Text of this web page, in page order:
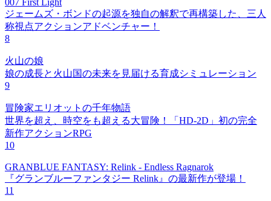
007 First Light
ジェームズ・ボンドの起源を独自の解釈で再構築した、三人
称視点アクションアドベンチャー！
8
火山の娘
娘の成長と火山国の未来を見届ける育成シミュレーション
9
冒険家エリオットの千年物語
世界を超え、時空をも超える大冒険！「HD-2D」初の完全
新作アクションRPG
10
GRANBLUE FANTASY: Relink - Endless Ragnarok
『グランブルーファンタジー Relink』の最新作が登場！
11